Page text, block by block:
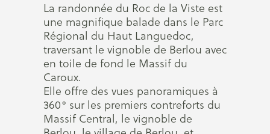
La randonnée du Roc de la Viste est
une magnifique balade dans le Parc
Régional du Haut Languedoc,
traversant le vignoble de Berlou avec
en toile de fond le Massif du
Caroux.
Elle offre des vues panoramiques à
360° sur les premiers contreforts du
Massif Central, le vignoble de